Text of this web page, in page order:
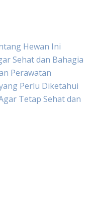
Hewan Ini
Sehat dan Bahagia
Perawatan
Perlu Diketahui
Tetap Sehat dan